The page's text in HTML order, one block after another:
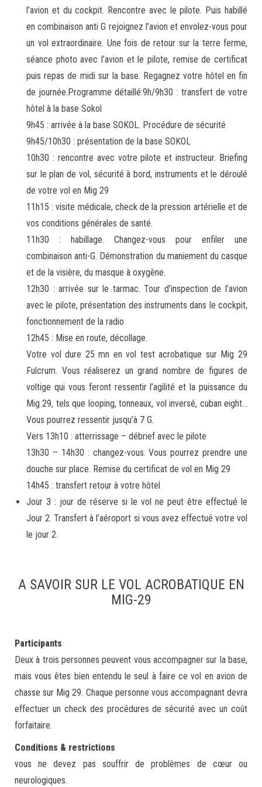
l’avion et du cockpit. Rencontre avec le pilote. Puis habillé
en combinaison anti G rejoignez l’avion et envolez-vous pour
un vol extraordinaire. Une fois de retour sur la terre ferme,
séance photo avec l’avion et le pilote, remise de certificat
puis repas de midi sur la base. Regagnez votre hôtel en fin
de journée.Programme détaillé:9h/9h30 : transfert de votre
hôtel à la base Sokol
9h45 : arrivée à la base SOKOL. Procédure de sécurité
9h45/10h30 : présentation de la base SOKOL
10h30 : rencontre avec votre pilote et instructeur. Briefing
sur le plan de vol, sécurité à bord, instruments et le déroulé
de votre vol en Mig 29
11h15 : visite médicale, check de la pression artérielle et de
vos conditions générales de santé.
11h30 : habillage. Changez-vous pour enfiler une
combinaison anti-G. Démonstration du maniement du casque
et de la visière, du masque à oxygène.
12h30 : arrivée sur le tarmac. Tour d’inspection de l’avion
avec le pilote, présentation des instruments dans le cockpit,
fonctionnement de la radio
12h45 : Mise en route, décollage.
Votre vol dure 25 mn en vol test acrobatique sur Mig 29
Fulcrum. Vous réaliserez un grand nombre de figures de
voltige qui vous feront ressentir l’agilité et la puissance du
Mig 29, tels que looping, tonneaux, vol inversé, cuban eight…
Vous pourrez ressentir jusqu’à 7 G.
Vers 13h10 : atterrissage – débrief avec le pilote
13h30 – 14h30 : changez-vous. Vous pourrez prendre une
douche sur place. Remise du certificat de vol en Mig 29
14h45 : transfert retour à votre hôtel
Jour 3 : jour de réserve si le vol ne peut être effectué le
Jour 2. Transfert à l’aéroport si vous avez effectué votre vol
le jour 2.
A SAVOIR SUR LE VOL ACROBATIQUE EN
MIG-29
Participants
Deux à trois personnes peuvent vous accompagner sur la base,
mais vous êtes bien entendu le seul à faire ce vol en avion de
chasse sur Mig 29. Chaque personne vous accompagnant devra
effectuer un check des procédures de sécurité avec un coût
forfaitaire.
Conditions & restrictions
vous ne devez pas souffrir de problèmes de cœur ou
neurologiques.